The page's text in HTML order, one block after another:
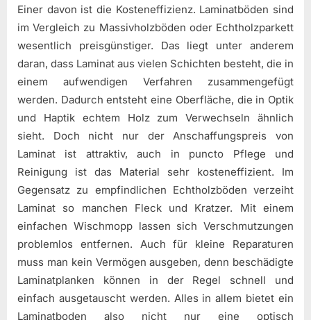
Einer davon ist die Kosteneffizienz. Laminatböden sind
im Vergleich zu Massivholzböden oder Echtholzparkett
wesentlich preisgünstiger. Das liegt unter anderem
daran, dass Laminat aus vielen Schichten besteht, die in
einem aufwendigen Verfahren zusammengefügt
werden. Dadurch entsteht eine Oberfläche, die in Optik
und Haptik echtem Holz zum Verwechseln ähnlich
sieht. Doch nicht nur der Anschaffungspreis von
Laminat ist attraktiv, auch in puncto Pflege und
Reinigung ist das Material sehr kosteneffizient. Im
Gegensatz zu empfindlichen Echtholzböden verzeiht
Laminat so manchen Fleck und Kratzer. Mit einem
einfachen Wischmopp lassen sich Verschmutzungen
problemlos entfernen. Auch für kleine Reparaturen
muss man kein Vermögen ausgeben, denn beschädigte
Laminatplanken können in der Regel schnell und
einfach ausgetauscht werden. Alles in allem bietet ein
Laminatboden also nicht nur eine optisch